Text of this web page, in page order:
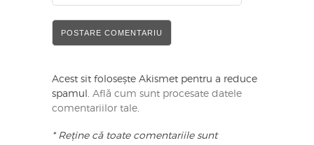
Acest sit folosește Akismet pentru a reduce
spamul. Află cum sunt procesate datele
comentariilor tale.
* Reține că toate comentariile sunt